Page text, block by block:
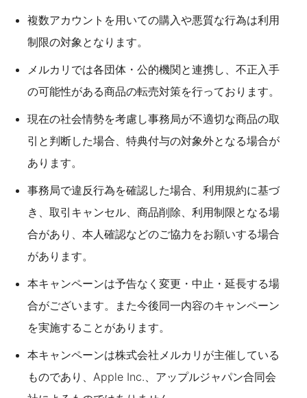
複数アカウントを用いての購入や悪質な行為は利用
制限の対象となります。
メルカリでは各団体・公的機関と連携し、不正入手
の可能性がある商品の転売対策を行っております。
現在の社会情勢を考慮し事務局が不適切な商品の取
引と判断した場合、特典付与の対象外となる場合が
あります。
事務局で違反行為を確認した場合、利用規約に基づ
き、取引キャンセル、商品削除、利用制限となる場
合があり、本人確認などのご協力をお願いする場合
があります。
本キャンペーンは予告なく変更・中止・延長する場
合がございます。また今後同一内容のキャンペーン
を実施することがあります。
本キャンペーンは株式会社メルカリが主催している
ものであり、Apple Inc.、アップルジャパン合同会